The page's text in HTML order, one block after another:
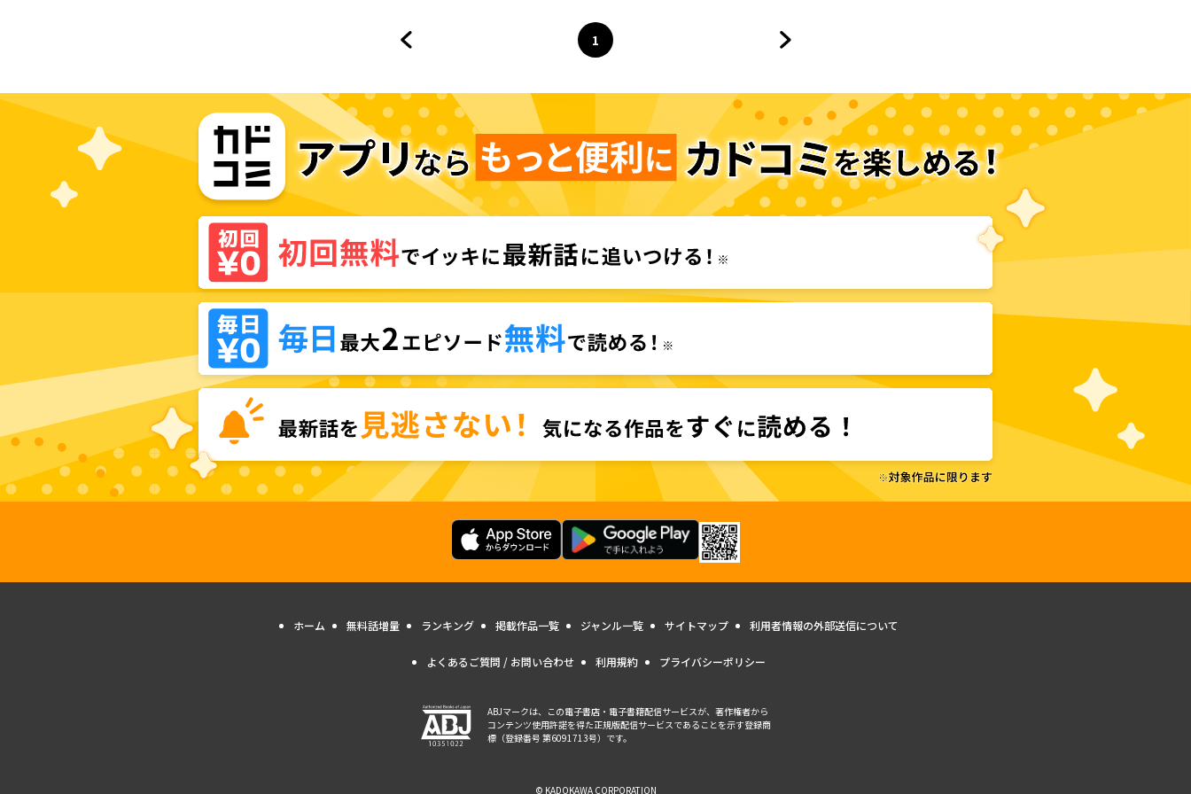
ページ
1
へ
ホーム 無料話増量 ランキング 掲載作品一覧 ジャンル一覧 サイトマップ 利用者情報の外部送信について
よくあるご質問 / お問い合わせ 利用規約 プライバシーポリシー
ABJマークは、この電子書店・電子書籍配信サービスが、著作権者から
コンテンツ使用許諾を得た正規版配信サービスであることを示す登録商
標（登録番号 第6091713号）です。
© KADOKAWA CORPORATION